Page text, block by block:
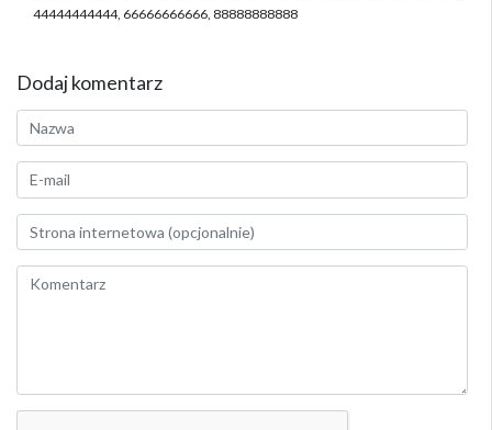
44444444444, 66666666666, 88888888888
Dodaj komentarz